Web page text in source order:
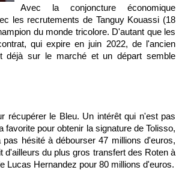
Avec la conjoncture économique
les recrutements de Tanguy Kouassi (18
du monde tricolore. D'autant que les
qui expire en juin 2022, de l'ancien
déjà sur le marché et un départ semble
récupérer le Bleu. Un intérêt qui n'est pas
favorite pour obtenir la signature de Tolisso,
hésité à débourser 47 millions d'euros,
du plus gros transfert des Roten à
Lucas Hernandez pour 80 millions d'euros.